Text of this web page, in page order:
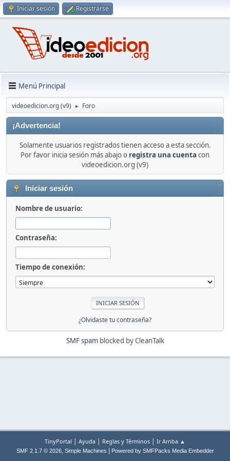
Iniciar sesión Registrarse
Menú Principal
videoedicion.org (v9) ► Foro
¡Advertencia!
Solamente usuarios registrados tienen acceso a esta sección.
Por favor inicia sesión más abajo o registra una cuenta con
videoedicion.org (v9)
Iniciar sesión
Nombre de usuario:
Contraseña:
Tiempo de conexión:
¿Olvidaste tu contraseña?
SMF spamblocked by CleanTalk
TinyPortal | Ayuda | Reglas y Términos | Ir Arriba ▲
SMF 2.1.7 © 2026, Simple Machines Powered by SMFPacks Media Embedder